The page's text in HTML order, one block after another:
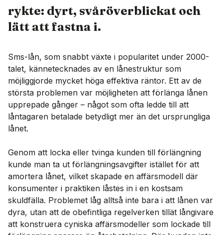
rykte: dyrt, svåröverblickat och
lätt att fastna i.
Sms-lån, som snabbt växte i popularitet under 2000-
talet, kännetecknades av en lånestruktur som
möjliggjorde mycket höga effektiva räntor. Ett av de
största problemen var möjligheten att förlänga lånen
upprepade gånger – något som ofta ledde till att
låntagaren betalade betydligt mer än det ursprungliga
lånet.
Genom att locka eller tvinga kunden till förlängning
kunde man ta ut förlängningsavgifter istället för att
amortera lånet, vilket skapade en affärsmodell där
konsumenter i praktiken låstes in i en kostsam
skuldfälla. Problemet låg alltså inte bara i att lånen var
dyra, utan att de obefintliga regelverken tillät långivare
att konstruera cyniska affärsmodeller som lockade till